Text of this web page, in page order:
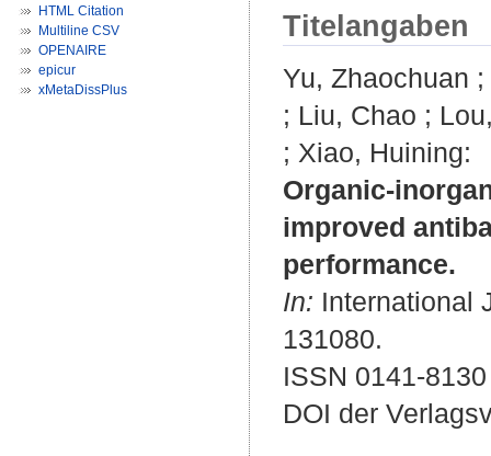
HTML Citation
Multiline CSV
OPENAIRE
epicur
xMetaDissPlus
Titelangaben
Yu, Zhaochuan ;
; Liu, Chao ;
; Xiao, Huining:
Organic-
improved
performance.
In: International
131080.
ISSN 0141-8130
DOI der